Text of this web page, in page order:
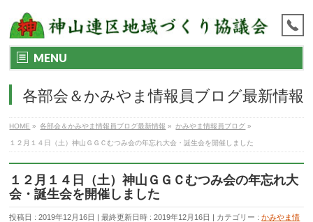
MENU
各部会＆かみやま情報員ブログ最新情報
HOME » 各部会＆かみやま情報員ブログ最新情報 » かみやま情報員ブログ »
１２月１４日（土）神山ＧＧＣむつみ会の年忘れ大会・誕生会を開催しました
１２月１４日（土）神山ＧＧＣむつみ会の年忘れ大
会・誕生会を開催しました
投稿日 : 2019年12月16日 最終更新日時 : 2019年12月16日 カテゴリー :かみやま情